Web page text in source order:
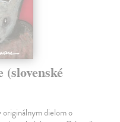
originálnym dielom o